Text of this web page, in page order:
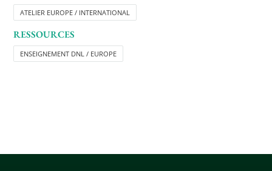
ATELIER EUROPE / INTERNATIONAL
RESSOURCES
ENSEIGNEMENT DNL / EUROPE